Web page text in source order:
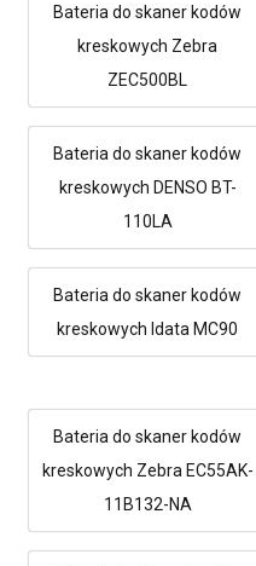
Bateria do skaner kodów
kreskowych Zebra
ZEC500BL
Bateria do skaner kodów
kreskowych DENSO BT-
110LA
Bateria do skaner kodów
kreskowych Idata MC90
Bateria do skaner kodów
kreskowych Zebra EC55AK-
11B132-NA